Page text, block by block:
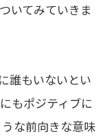
いてみていきま
誰もいないとい
もポジティブに
な前向きな意味